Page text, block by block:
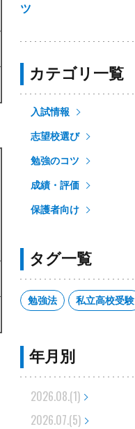
ツ
カテゴリ一覧
入試情報
志望校選び
勉強のコツ
成績・評価
保護者向け
タグ一覧
勉強法 私立高校受験
年月別
2026.08.(1)
2026.07.(5)